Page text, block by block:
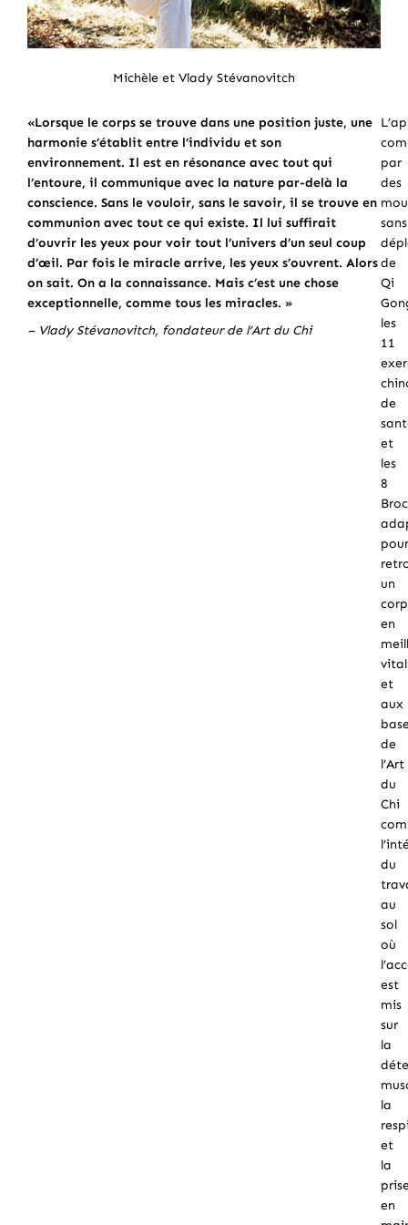
Michèle et Vlady Stévanovitch
«Lorsque le corps se trouve dans une position juste, une
harmonie s’établit entre l’individu et son
environnement. Il est en résonance avec tout qui
l’entoure, il communique avec la nature par-delà la
conscience. Sans le vouloir, sans le savoir, il se trouve en
communion avec tout ce qui existe. Il lui suffirait
d’ouvrir les yeux pour voir tout l’univers d’un seul coup
d’œil. Par fois le miracle arrive, les yeux s’ouvrent. Alors
on sait. On a la connaissance. Mais c’est une chose
exceptionnelle, comme tous les miracles. »
– Vlady Stévanovitch, fondateur de l’Art du Chi
par
des
sans
de
Qi
les
11
de
et
les
8
un
en
et
aux
de
l’Art
du
Chi
du
au
sol
où
est
mis
sur
la
la
et
la
en